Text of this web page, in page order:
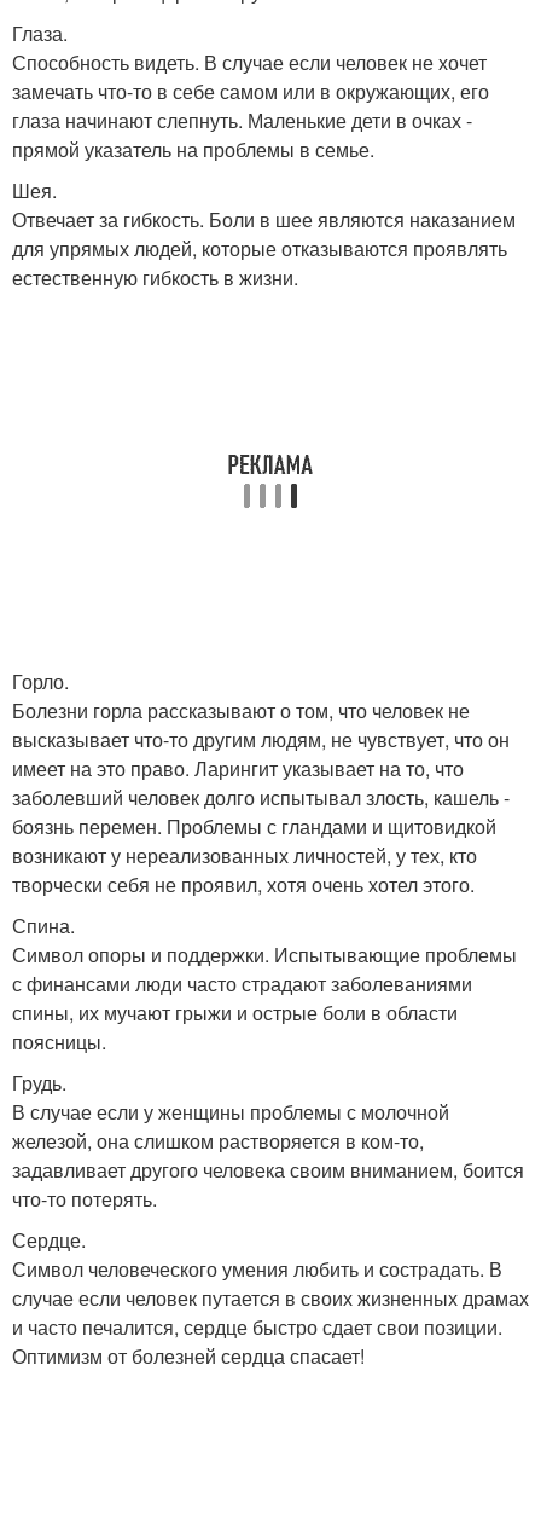
Глаза.
Способность видеть. В случае если человек не хочет
замечать что-то в себе самом или в окружающих, его
глаза начинают слепнуть. Маленькие дети в очках -
прямой указатель на проблемы в семье.
Шея.
Отвечает за гибкость. Боли в шее являются наказанием
для упрямых людей, которые отказываются проявлять
естественную гибкость в жизни.
Горло.
Болезни горла рассказывают о том, что человек не
высказывает что-то другим людям, не чувствует, что он
имеет на это право. Ларингит указывает на то, что
заболевший человек долго испытывал злость, кашель -
боязнь перемен. Проблемы с гландами и щитовидкой
возникают у нереализованных личностей, у тех, кто
творчески себя не проявил, хотя очень хотел этого.
Спина.
Символ опоры и поддержки. Испытывающие проблемы
с финансами люди часто страдают заболеваниями
спины, их мучают грыжи и острые боли в области
поясницы.
Грудь.
В случае если у женщины проблемы с молочной
железой, она слишком растворяется в ком-то,
задавливает другого человека своим вниманием, боится
что-то потерять.
Сердце.
Символ человеческого умения любить и сострадать. В
случае если человек путается в своих жизненных драмах
и часто печалится, сердце быстро сдает свои позиции.
Оптимизм от болезней сердца спасает!